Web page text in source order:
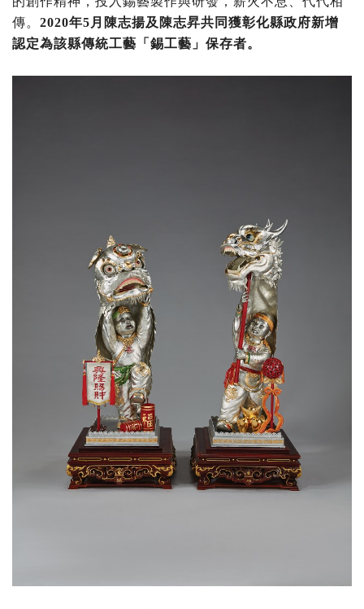
傳。 2020年5月陳志揚及陳志昇共同獲彰化縣政府新增
認定為該縣傳統工藝「錫工藝」保存者。